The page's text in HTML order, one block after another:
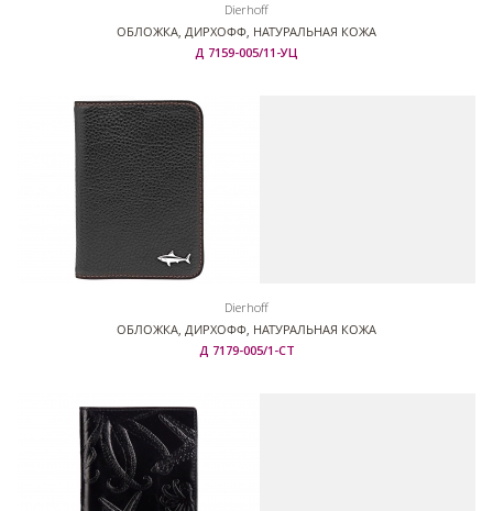
Dierhoff
ОБЛОЖКА, ДИРХОФФ, НАТУРАЛЬНАЯ КОЖА
Д 7159-005/11-УЦ
Dierhoff
ОБЛОЖКА, ДИРХОФФ, НАТУРАЛЬНАЯ КОЖА
Д 7179-005/1-СТ